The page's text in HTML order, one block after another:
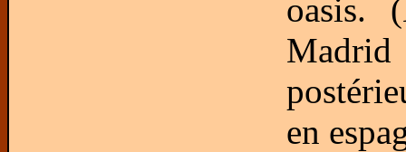
oasis.
en